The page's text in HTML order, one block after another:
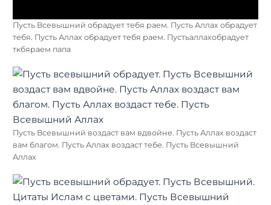
Пусть Всевышний обрадует тебя раем. Пусть Аллах обрадует
тебя. Пусть Аллах обрадует тебя раем. Пустьаллахобрадует
ткбяраем папа
Пусть Всевышний воздаст вам вдвойне. Пусть Аллах воздаст
вам благом. Пусть Аллах воздаст тебе. Пусть Всевышний
Аллах